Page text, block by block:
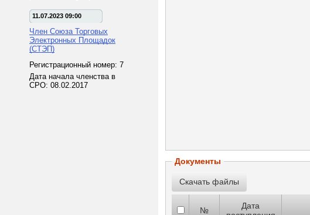
11.07.2023 09:00
Член Союза Торговых
Электронных Площадок
(СТЭП)
Регистрационный номер: 7
Дата начала членства в
СРО: 08.02.2017
Документы
№
Дата